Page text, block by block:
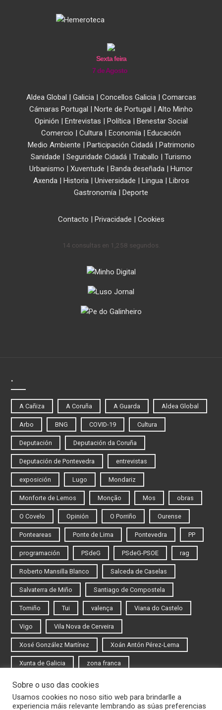
Sexta feira
7 de Agosto
Aldea Global | Galicia| Concellos Galicia| Comarcas
Cámaras Portugal | Norte de Portugal | Alto Minho
Opinión | Entrevistas | Política| Benestar Social
Comercio | Cultura | Economía | Educación
Medio Ambiente | Participación Cidadá| Patrimonio
Sanidade | Seguridade Cidadá | Traballo | Turismo
Urbanismo | Xuventude | Banda deseñada | Humor
Axenda| Historia| Universidade | Lingua| Libros
Gastronomía | Deporte
Contacto | Privacidade | Cookies
14 consultas en 1,258 segundos.
.
A Cañiza A Coruña A Guarda Aldea Global
Arbo BNG COVID-19 Cultura
Deputación Deputación da Coruña
Deputación de Pontevedra entrevistas
exposición Lugo Mondariz
Monforte de Lemos Monção Mos obras
O Covelo Opinión O Porriño Ourense
Ponteareas Ponte de Lima Pontevedra PP
programación PSdeG PSdeG-PSOE rag
Roberto Mansilla Blanco Salceda de Caselas
Salvaterra de Miño Santiago de Compostela
Tomiño Tui valença Viana do Castelo
Vigo Vila Nova de Cerveira
Xosé González Martínez Xoán Antón Pérez-Lema
Xunta de Galicia zona franca
Iniciar sesión
Rexistrarse
Sobre o uso das cookies
Usamos cookies no noso sitio web para brindarlle a
experiencia máis relevante lembrando as súas preferencias